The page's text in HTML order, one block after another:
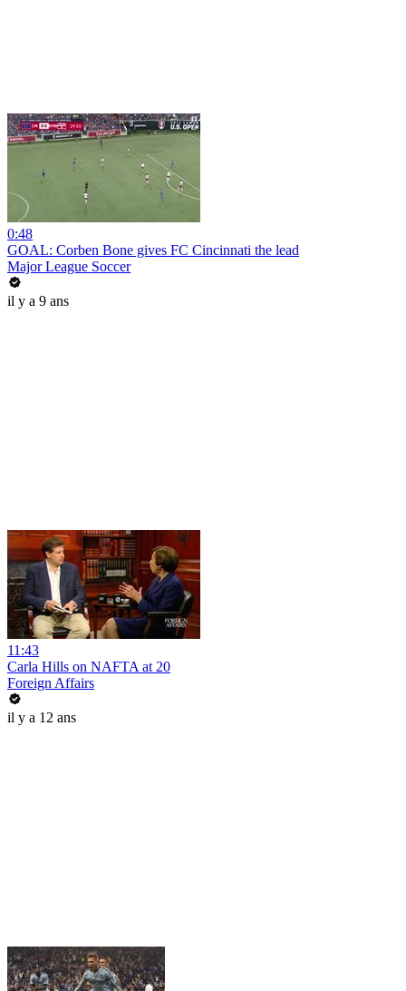
0:48
GOAL: Corben Bone gives FC Cincinnati the lead
Major League Soccer
il y a 9 ans
11:43
Carla Hills on NAFTA at 20
Foreign Affairs
il y a 12 ans